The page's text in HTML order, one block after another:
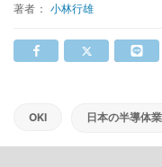
著者： 小林行雄
OKI 日本の半導体